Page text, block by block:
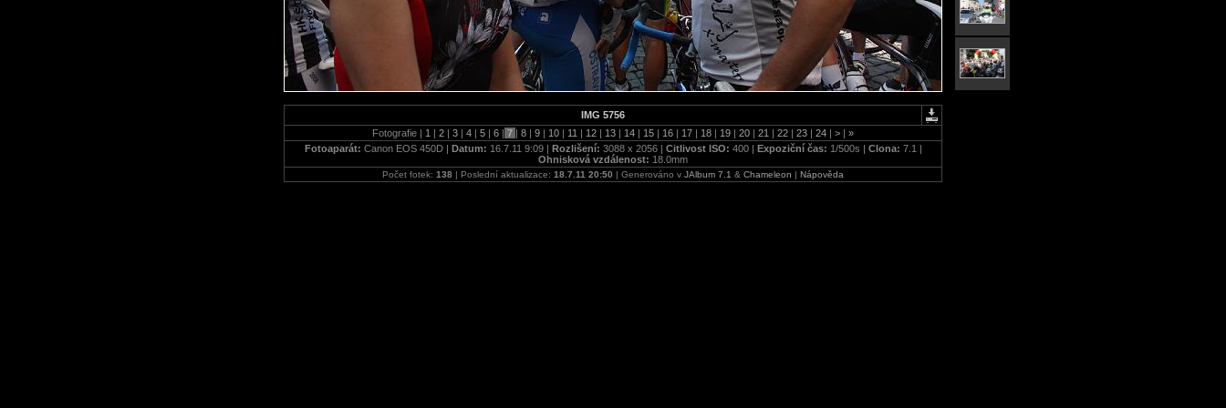
IMG 5756
Fotografie | 1 | 2 | 3 | 4 | 5 | 6 | 7 | 8 | 9 | 10 | 11 | 12 | 13 | 14 | 15 | 16 | 17 | 18 | 19 | 20 | 21 | 22 | 23 | 24 | > | »
Fotoaparát: Canon EOS 450D | Datum: 16.7.11 9:09 | Rozlišení: 3088 x 2056 | Citlivost ISO: 400 | Expoziční čas: 1/500s | Clona: 7.1 |
Ohnisková vzdálenost: 18.0mm
Počet fotek: 138 | Poslední aktualizace: 18.7.11 20:50 | Generováno v JAlbum 7.1 & Chameleon | Nápověda